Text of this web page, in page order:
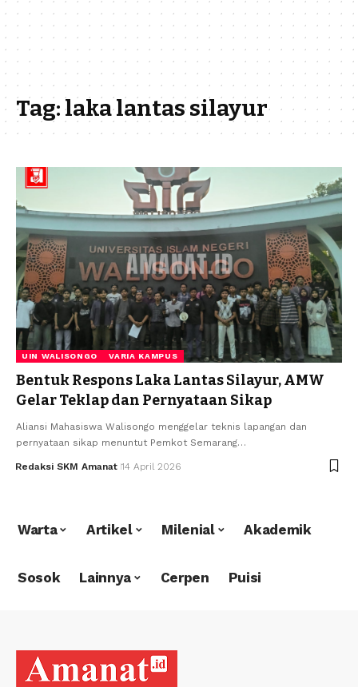
Tag:laka lantas silayur
UIN WALISONGO VARIA KAMPUS
Bentuk Respons Laka Lantas Silayur, AMW
Gelar Teklap dan Pernyataan Sikap
Aliansi Mahasiswa Walisongo menggelar teknis lapangan dan
pernyataan sikap menuntut Pemkot Semarang…
Redaksi SKM Amanat 14 April 2026
Warta Artikel Milenial Akademik
Sosok Lainnya Cerpen Puisi